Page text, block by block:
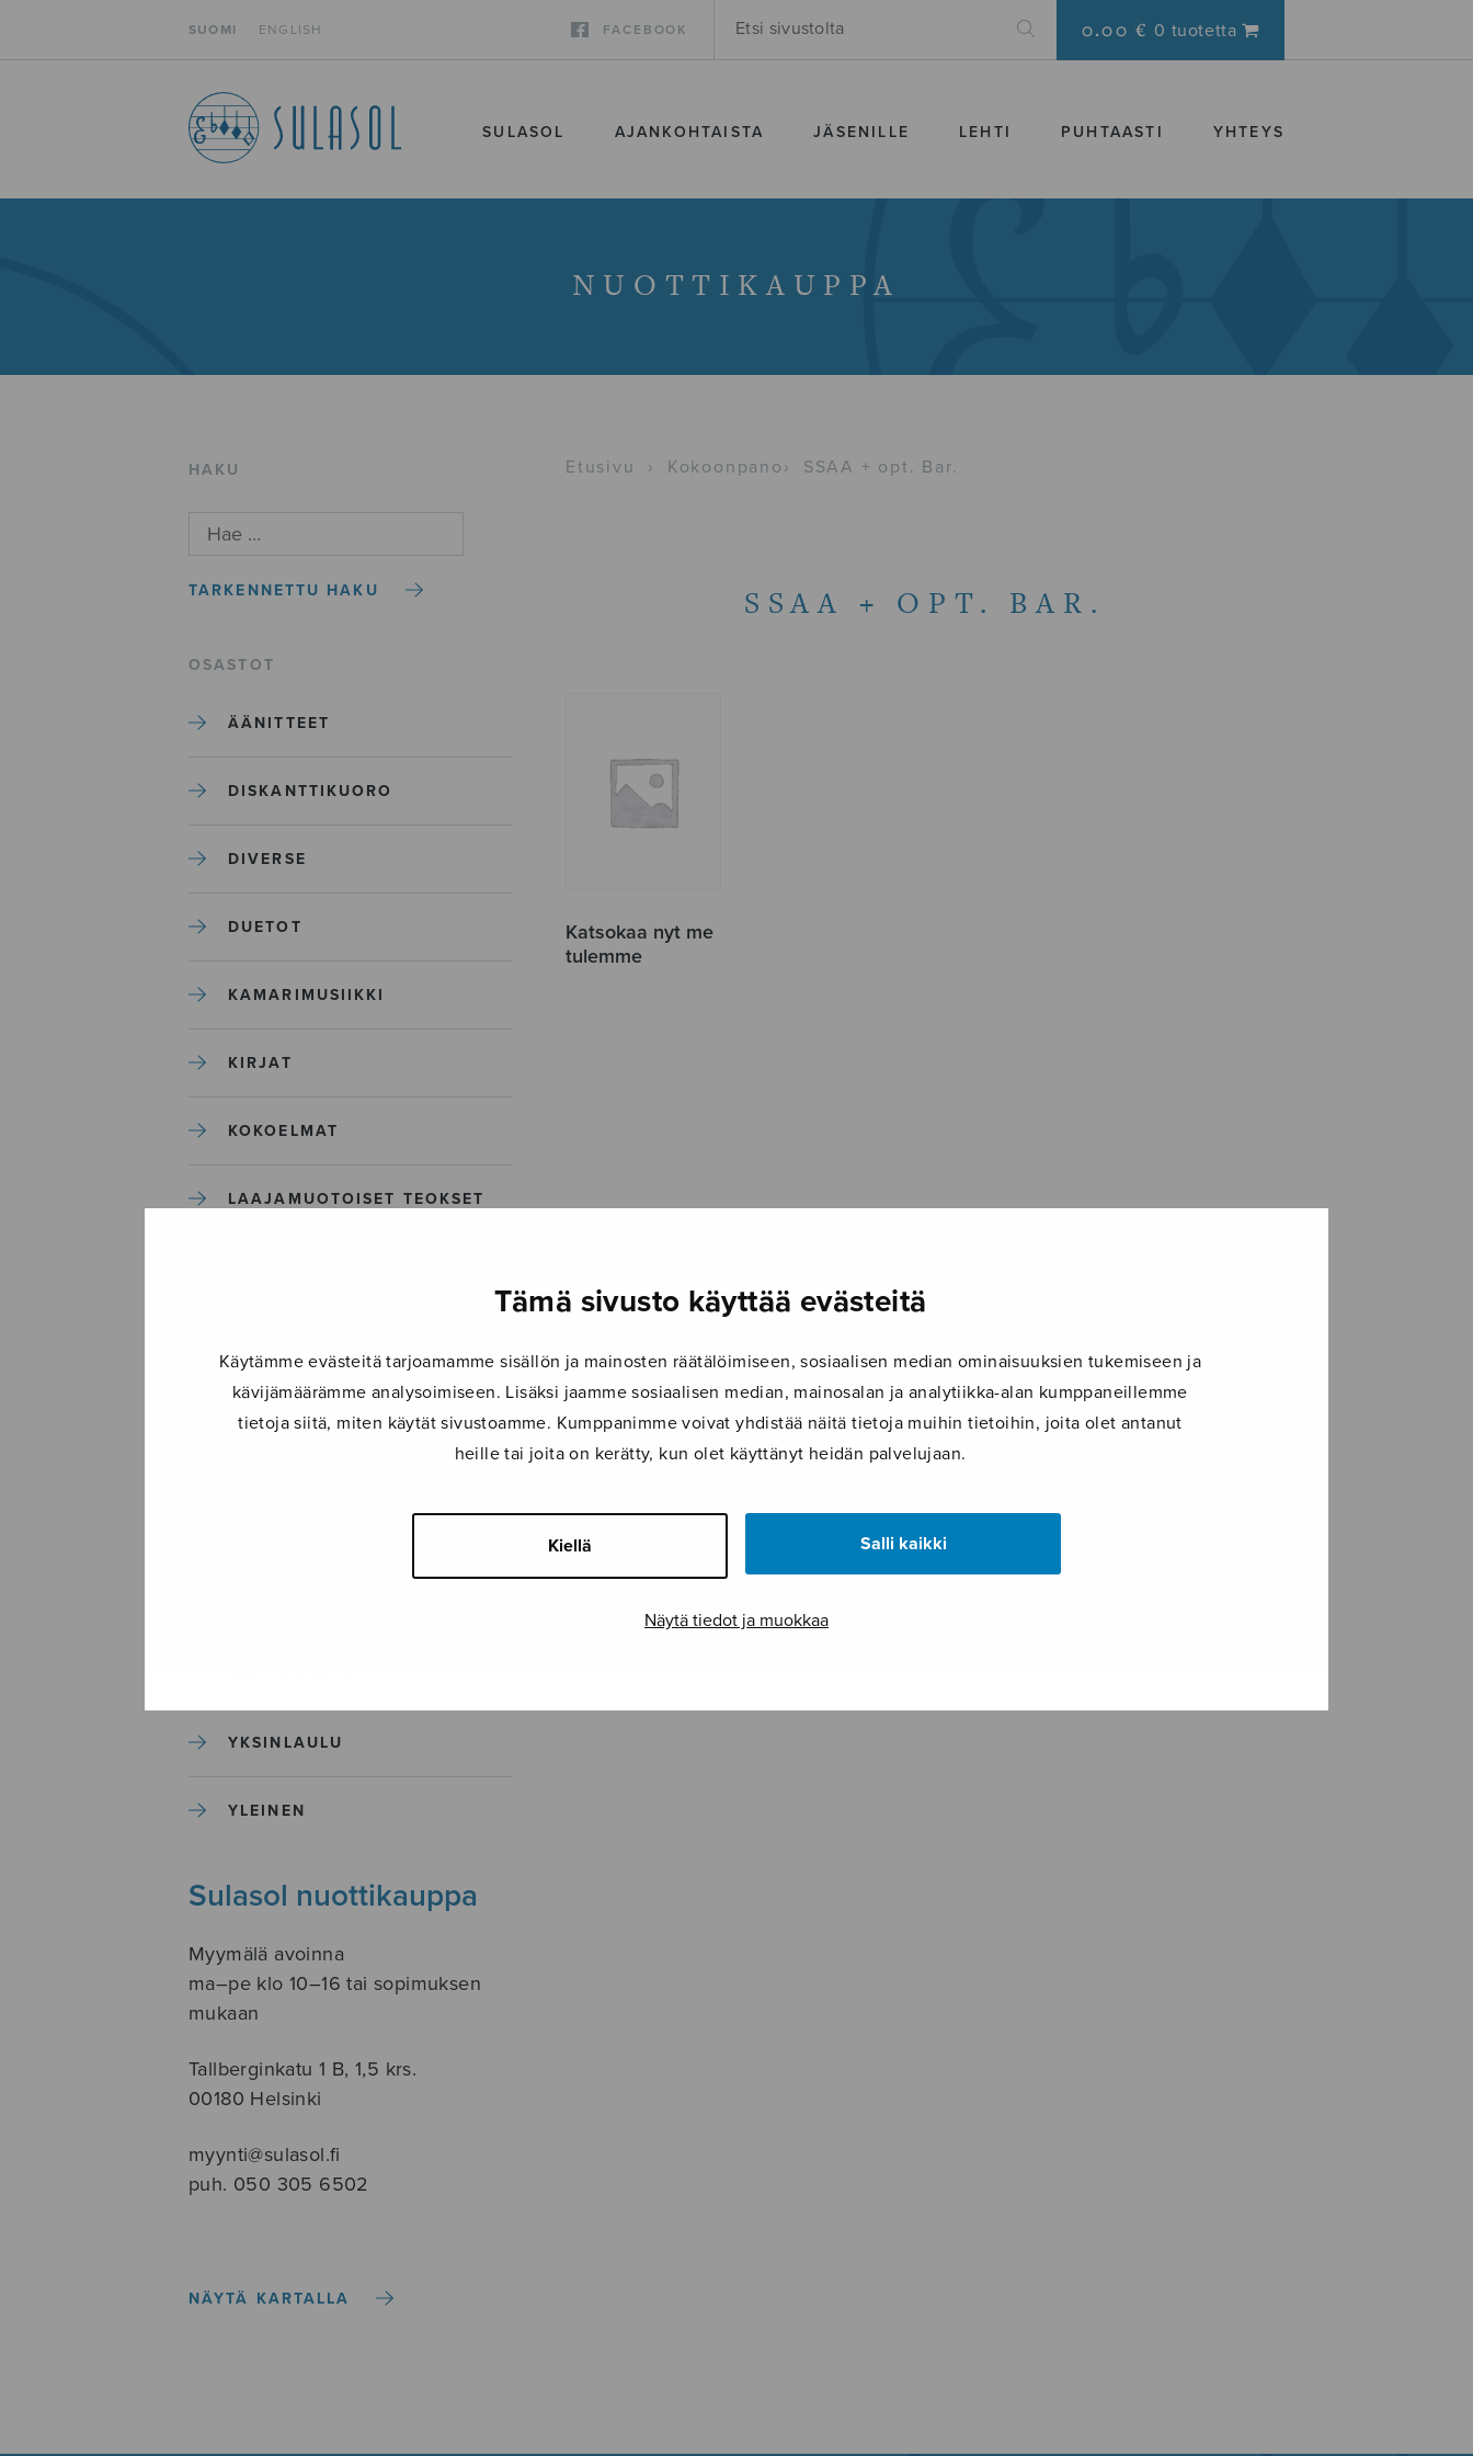
Tämä sivusto käyttää evästeitä
Käytämme evästeitä tarjoamamme sisällön ja mainosten räätälöimiseen, sosiaalisen median ominaisuuksien tukemiseen ja
kävijämäärämme analysoimiseen. Lisäksi jaamme sosiaalisen median, mainosalan ja analytiikka-alan kumppaneillemme
tietoja siitä, miten käytät sivustoamme. Kumppanimme voivat yhdistää näitä tietoja muihin tietoihin, joita olet antanut
heille tai joita on kerätty, kun olet käyttänyt heidän palvelujaan.
Kiellä Salli kaikki
Näytä tiedot ja muokkaa
SUOMI ENGLISH FACEBOOK 0.00 € 0 tuotetta
SULASOL AJANKOHTAISTA JÄSENILLE LEHTI PUHTAASTI YHTEYS
NUOTTIKAUPPA
HAKU
TARKENNETTU HAKU
OSASTOT
ÄÄNITTEET
DISKANTTIKUORO
DIVERSE
DUETOT
KAMARIMUSIIKKI
KIRJAT
KOKOELMAT
LAAJAMUOTOISET TEOKSET
MUUT
YKSINLAULU
YLEINEN
Sulasol nuottikauppa
Myymälä avoinna
ma–pe klo 10–16 tai sopimuksen
mukaan
Tallberginkatu 1 B, 1,5 krs.
00180 Helsinki
myynti@sulasol.fi
puh. 050 305 6502
NÄYTÄ KARTALLA
Etusivu › Kokoonpano › SSAA + opt. Bar.
SSAA + OPT. BAR.
Katsokaa nyt me
tulemme